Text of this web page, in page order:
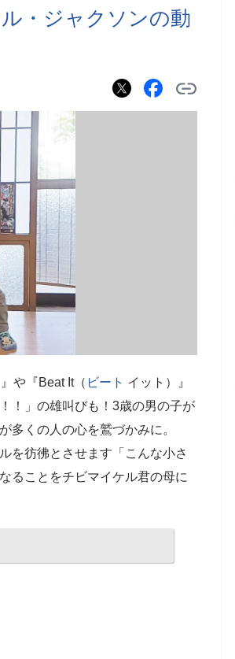
・ジャクソンの動
や『Beat It（ ビート イット）』
！」の雄叫びも！3歳の男の子が
多くの人の心を鷲づかみに。
を彷彿とさせます「こんな小さ
ることをチビマイケル君の母に